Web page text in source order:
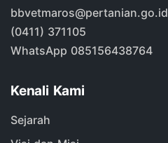
bbvetmaros@pertanian.go.id
(0411) 371105
WhatsApp 085156438764
Kenali Kami
Sejarah